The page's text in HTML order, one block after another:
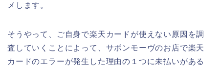
メします。
そうやって、ご自身で楽天カードが使えない原因を調
査していくことによって、サボンモーヴのお店で楽天
カードのエラーが発生した理由の１つに未払いがある